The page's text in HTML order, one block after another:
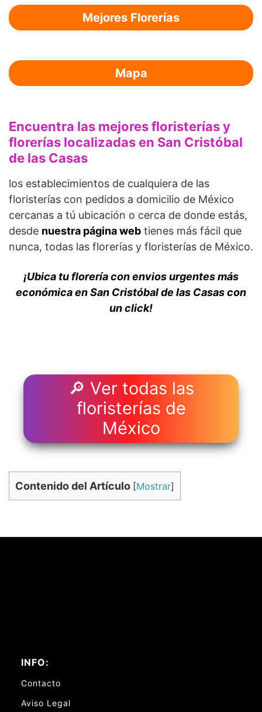
Mejores Florerías
Mapa
Encuentra las mejores floristerías y
florerías localizadas en San Cristóbal
de las Casas
los establecimientos de cualquiera de las
floristerías con pedidos a domicilio de México
cercanas a tú ubicación o cerca de donde estás,
desde nuestra página web tienes más fácil que
nunca, todas las florerías y floristerías de México.
¡Ubica tu florería con envios urgentes más
económica en San Cristóbal de las Casas con
un click!
🔎 Ver todas las
floristerías de
México
Contenido del Artículo [Mostrar]
INFO:
Contacto
Aviso Legal